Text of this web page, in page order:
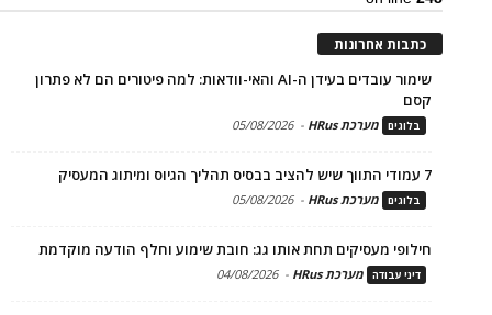
כתבות אחרונות
שימור עובדים בעידן ה-AI והאי-וודאות: למה פיטורים הם לא פתרון
קסם
בלוגים מערכת HRus -
05/08/2026
7 עמודי התווך שיש להציב בבסיס תהליך הגיוס ומיתוג המעסיק
בלוגים מערכת HRus -
05/08/2026
חילופי מעסיקים תחת אותו גג: חובת שימוע וחלף הודעה מוקדמת
דיני עבודה מערכת HRus -
04/08/2026